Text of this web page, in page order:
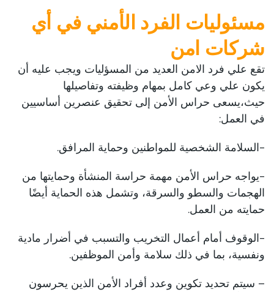
مسئوليات الفرد الأمني في أي
شركات امن
تقع علي فرد الامن العديد من المسؤليات ويجب عليه أن
يكون علي وعي كامل بمهام وظيفته وتفاصيلها
حيث،يسعى حراس الأمن إلى تحقيق عنصرين أساسيين
في العمل:
-السلامة الشخصية للمواطنين وحماية المرافق.
-يواجه حراس الأمن مهمة حراسة المنشأة وحمايتها من
الهجمات والسطو والسرقة، وتشمل هذه الحماية أيضًا
حمايته من العمل.
-الوقوف أمام أعمال التخريب والتسبب في أضرار مادية
ونفسية، بما في ذلك سلامة وأمن الموظفين.
– سيتم تحديد تكوين وعدد أفراد الأمن الذين يحرسون